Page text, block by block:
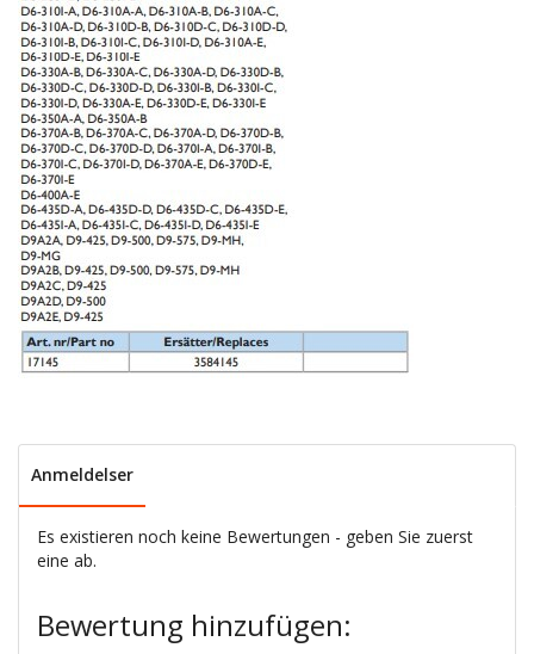
Anmeldelser
Es existieren noch keine Bewertungen - geben Sie zuerst
eine ab.
Bewertung hinzufügen: